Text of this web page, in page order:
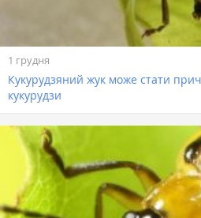
1 грудня
Кукурудзяний жук може стати
кукурудзи